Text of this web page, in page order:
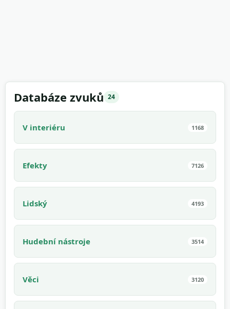
Databáze zvuků 24
V interiéru 1168
Efekty 7126
Lidský 4193
Hudební nástroje 3514
Věci 3120